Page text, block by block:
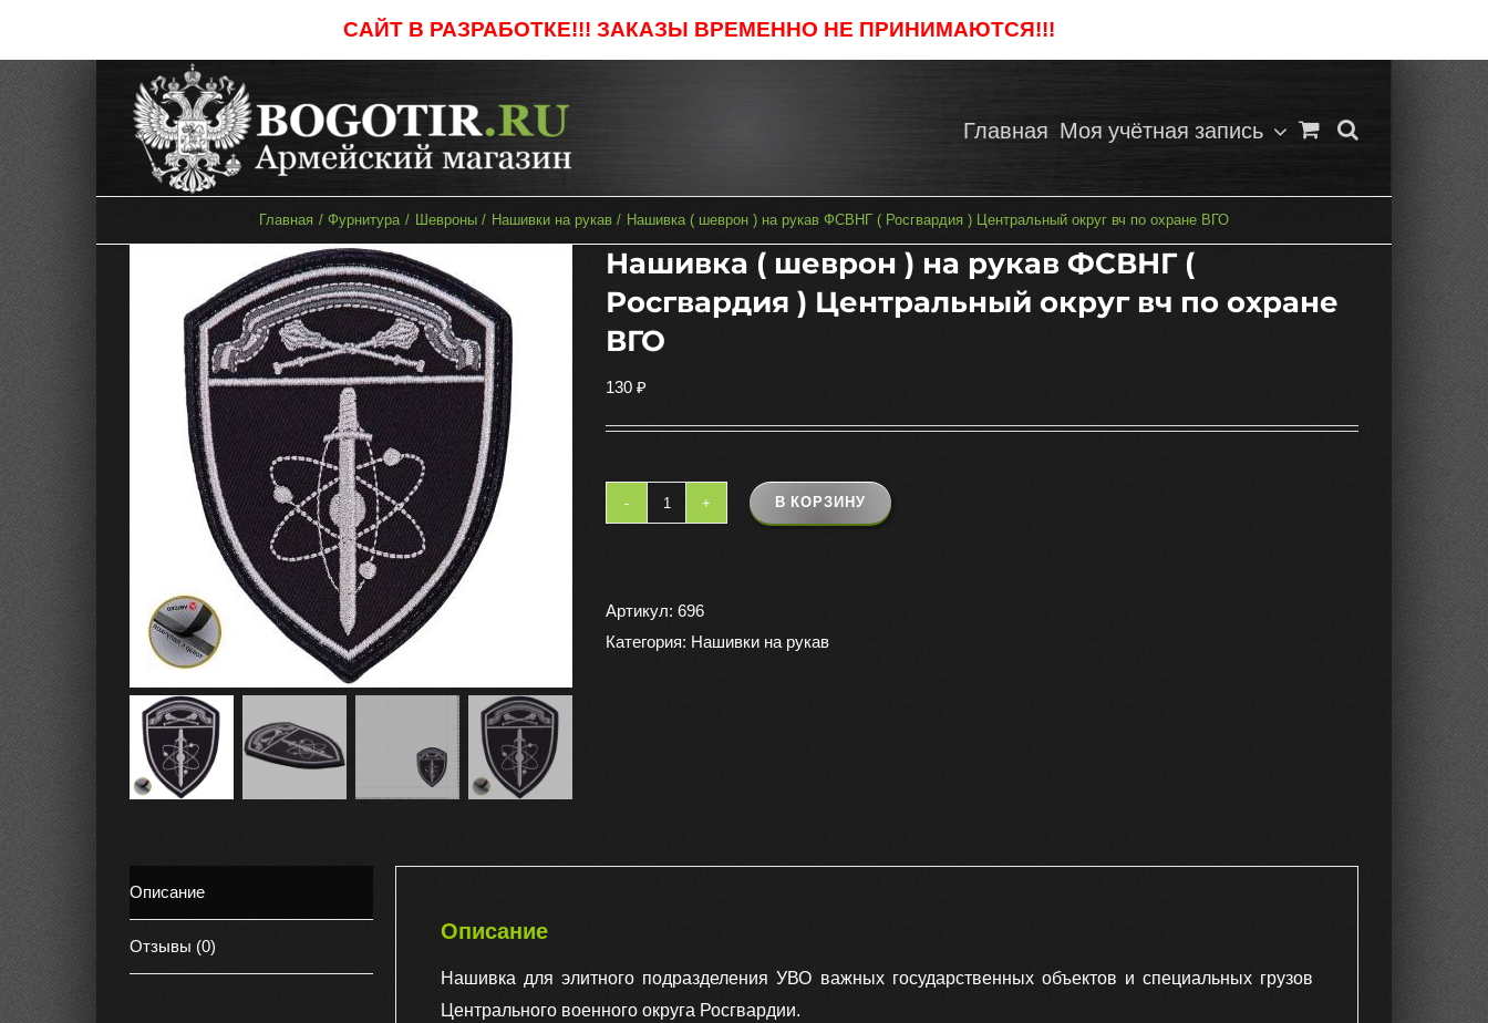
САЙТ В РАЗРАБОТКЕ!!! ЗАКАЗЫ ВРЕМЕННО НЕ ПРИНИМАЮТСЯ!!!
content
Главная Моя учётная запись
Главная Фурнитура Шевроны Нашивки на рукав Нашивка ( шеврон ) на рукав ФСВНГ ( Росгвардия ) Центральный округ вч по охране ВГО
Нашивка ( шеврон ) на рукав ФСВНГ (
Росгвардия ) Центральный округ вч по охране
ВГО
130 ₽
Количество
(
шеврон
по
охране
В КОРЗИНУ
Артикул: 696
Категория: Нашивки на рукав
Описание
Отзывы (0)
Описание
Нашивка для элитного подразделения УВО важных государственных объектов и специальных грузов
Центрального военного округа Росгвардии.